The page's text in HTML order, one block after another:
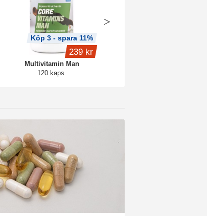
Multivitamin Man
120 kaps
Köp 3 - spara 11%
239 kr